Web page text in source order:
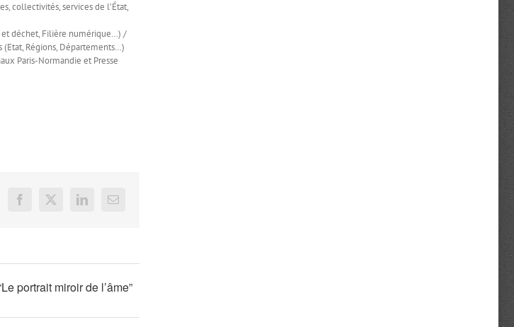
collectivités, services de l’État,
et déchet, Filière numérique…) /
Régions, Départements…)
Paris-Normandie et Presse
Facebook
X LinkedInEmail
portrait miroir de l’âme”